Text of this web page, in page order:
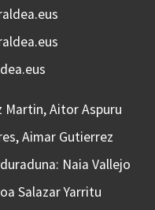
Martin, Aitor Aspuru
Aimar Gutierrez
Naia Vallejo
Salazar Yarritu